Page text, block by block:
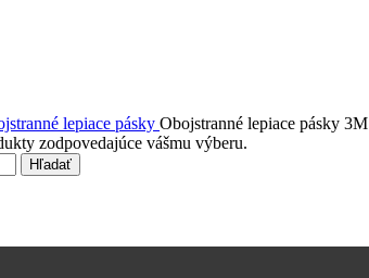
lepiace pásky Obojstranné lepiace pásky 3M
zodpovedajúce vášmu výberu.
Hľadať